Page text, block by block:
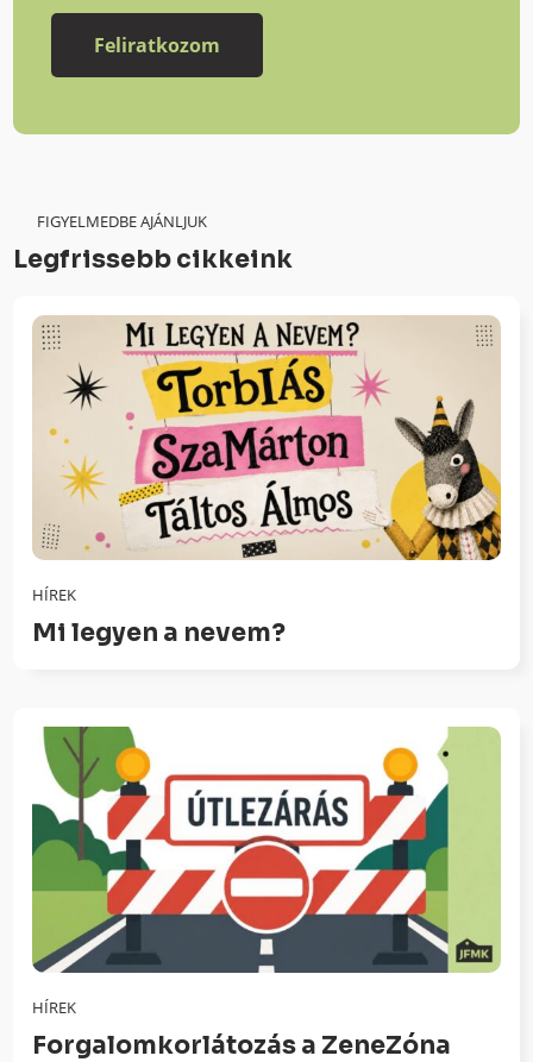
FIGYELMEDBE AJÁNLJUK
Legfrissebb cikkeink
HÍREK
Mi legyen a nevem?
HÍREK
Forgalomkorlátozás a ZeneZóna